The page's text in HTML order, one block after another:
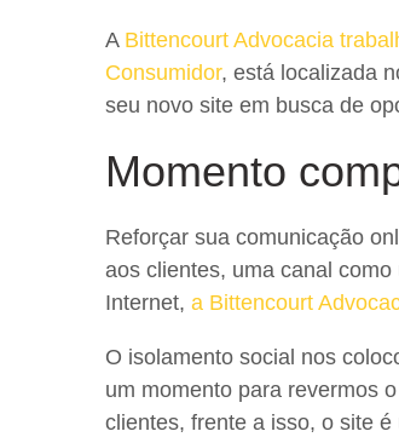
A Bittencourt Advocacia
Consumidor, está localizada
seu novo site em busca de
Momento
Reforçar sua comunicação
aos clientes, uma canal
Internet, a Bittencourt
O isolamento social nos
um momento para revermos
clientes, frente a isso, o site